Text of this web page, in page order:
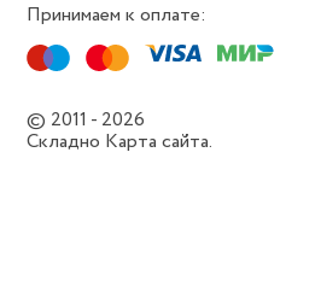
Принимаем к оплате:
© 2011 - 2026
Складно Карта сайта.